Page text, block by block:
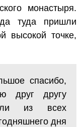
монастыря.
туда пришли
высокой точке,
спасибо,
друг другу
из всех
дня